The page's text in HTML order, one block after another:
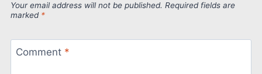
Your email address will not be published. Required fields are
marked *
Comment *